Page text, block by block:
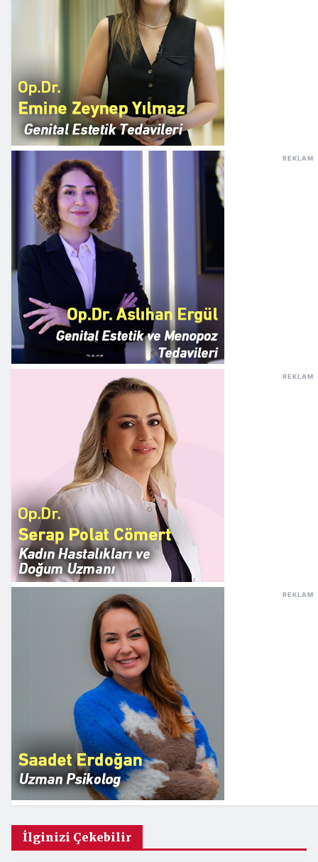
REKLAM
REKLAM
REKLAM
İlginizi Çekebilir